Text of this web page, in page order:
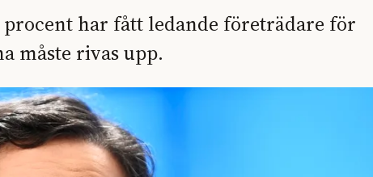
har fått ledande företrädare för
måste rivas upp.